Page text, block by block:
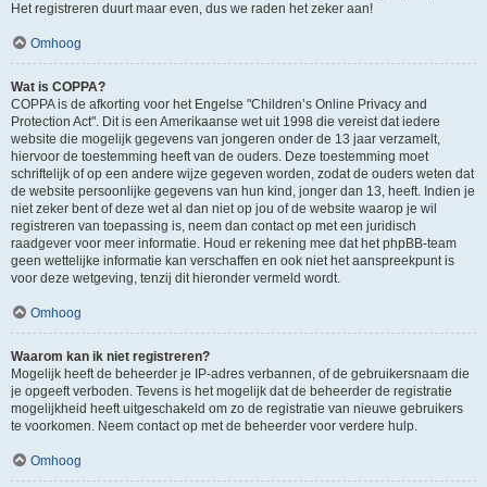
Het registreren duurt maar even, dus we raden het zeker aan!
Omhoog
Wat is COPPA?
COPPA is de afkorting voor het Engelse "Children’s Online Privacy and
Protection Act". Dit is een Amerikaanse wet uit 1998 die vereist dat iedere
website die mogelijk gegevens van jongeren onder de 13 jaar verzamelt,
hiervoor de toestemming heeft van de ouders. Deze toestemming moet
schriftelijk of op een andere wijze gegeven worden, zodat de ouders weten dat
de website persoonlijke gegevens van hun kind, jonger dan 13, heeft. Indien je
niet zeker bent of deze wet al dan niet op jou of de website waarop je wil
registreren van toepassing is, neem dan contact op met een juridisch
raadgever voor meer informatie. Houd er rekening mee dat het phpBB-team
geen wettelijke informatie kan verschaffen en ook niet het aanspreekpunt is
voor deze wetgeving, tenzij dit hieronder vermeld wordt.
Omhoog
Waarom kan ik niet registreren?
Mogelijk heeft de beheerder je IP-adres verbannen, of de gebruikersnaam die
je opgeeft verboden. Tevens is het mogelijk dat de beheerder de registratie
mogelijkheid heeft uitgeschakeld om zo de registratie van nieuwe gebruikers
te voorkomen. Neem contact op met de beheerder voor verdere hulp.
Omhoog